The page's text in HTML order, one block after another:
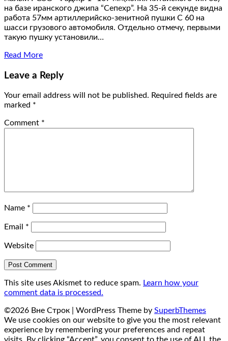
на базе иранского джипа “Сепехр”. На 35-й секунде видна
работа 57мм артиллерийско-зенитной пушки С 60 на
шасси грузового автомобиля. Отдельно отмечу, первыми
такую пушку установили…
Read More
Leave a Reply
Your email address will not be published. Required fields are
marked *
Comment *
Name *
Email *
Website
This site uses Akismet to reduce spam. Learn how your
comment data is processed.
©2026 Вне Строк | WordPress Theme by SuperbThemes
We use cookies on our website to give you the most relevant
experience by remembering your preferences and repeat